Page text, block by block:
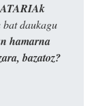
ATARIAk
daukagu
hamarna
bazatoz?